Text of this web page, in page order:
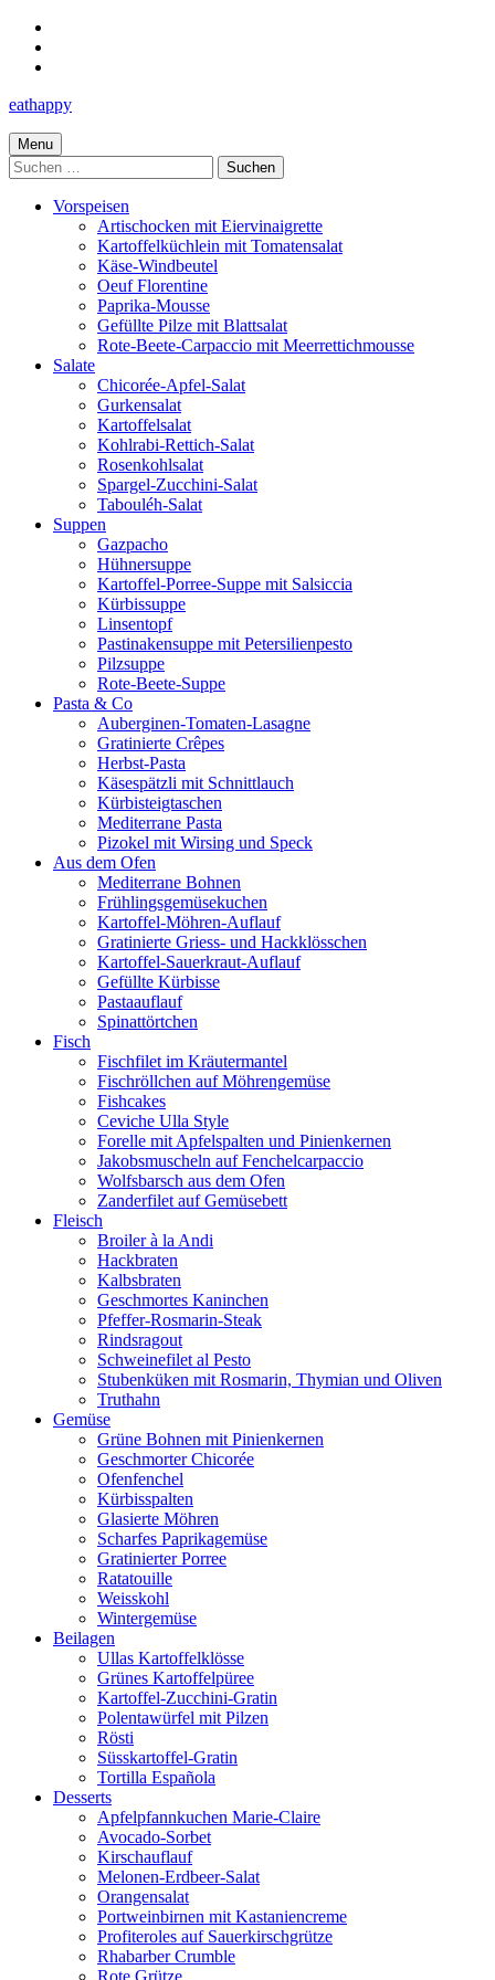
content
footer
eathappy
Menu
Suchen
nach:
Vorspeisen
Artischocken mit Eiervinaigrette
Kartoffelküchlein mit Tomatensalat
Käse-Windbeutel
Oeuf Florentine
Paprika-Mousse
Gefüllte Pilze mit Blattsalat
Rote-Beete-Carpaccio mit Meerrettichmousse
Salate
Chicorée-Apfel-Salat
Gurkensalat
Kartoffelsalat
Kohlrabi-Rettich-Salat
Rosenkohlsalat
Spargel-Zucchini-Salat
Tabouléh-Salat
Suppen
Gazpacho
Hühnersuppe
Kartoffel-Porree-Suppe mit Salsiccia
Kürbissuppe
Linsentopf
Pastinakensuppe mit Petersilienpesto
Pilzsuppe
Rote-Beete-Suppe
Pasta & Co
Auberginen-Tomaten-Lasagne
Gratinierte Crêpes
Herbst-Pasta
Käsespätzli mit Schnittlauch
Kürbisteigtaschen
Mediterrane Pasta
Pizokel mit Wirsing und Speck
Aus dem Ofen
Mediterrane Bohnen
Frühlingsgemüsekuchen
Kartoffel-Möhren-Auflauf
Gratinierte Griess- und Hackklösschen
Kartoffel-Sauerkraut-Auflauf
Gefüllte Kürbisse
Pastaauflauf
Spinattörtchen
Fisch
Fischfilet im Kräutermantel
Fischröllchen auf Möhrengemüse
Fishcakes
Ceviche Ulla Style
Forelle mit Apfelspalten und Pinienkernen
Jakobsmuscheln auf Fenchelcarpaccio
Wolfsbarsch aus dem Ofen
Zanderfilet auf Gemüsebett
Fleisch
Broiler à la Andi
Hackbraten
Kalbsbraten
Geschmortes Kaninchen
Pfeffer-Rosmarin-Steak
Rindsragout
Schweinefilet al Pesto
Stubenküken mit Rosmarin, Thymian und Oliven
Truthahn
Gemüse
Grüne Bohnen mit Pinienkernen
Geschmorter Chicorée
Ofenfenchel
Kürbisspalten
Glasierte Möhren
Scharfes Paprikagemüse
Gratinierter Porree
Ratatouille
Weisskohl
Wintergemüse
Beilagen
Ullas Kartoffelklösse
Grünes Kartoffelpüree
Kartoffel-Zucchini-Gratin
Polentawürfel mit Pilzen
Rösti
Süsskartoffel-Gratin
Tortilla Española
Desserts
Apfelpfannkuchen Marie-Claire
Avocado-Sorbet
Kirschauflauf
Melonen-Erdbeer-Salat
Orangensalat
Portweinbirnen mit Kastaniencreme
Profiteroles auf Sauerkirschgrütze
Rhabarber Crumble
Rote Grütze